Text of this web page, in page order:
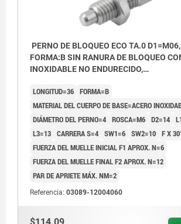
PERNO DE BLOQUEO ECO TA.0
FORMA:B SIN RANURA DE BLOQUEO
INOXIDABLE NO ENDURECIDO,
LONGITUD=36 FORMA=B
MATERIAL DEL CUERPO DE BASE=ACERO
DIÁMETRO DEL PERNO=4 ROSCA=M6 D2=14
L3=13 CARRERA S=4 SW1=6 SW2=10 F X
FUERZA DEL MUELLE INICIAL F1 APROX. N=6
FUERZA DEL MUELLE FINAL F2 APROX. N=12
PAR DE APRIETE MÁX. NM=2
Referencia: 03089-12004060